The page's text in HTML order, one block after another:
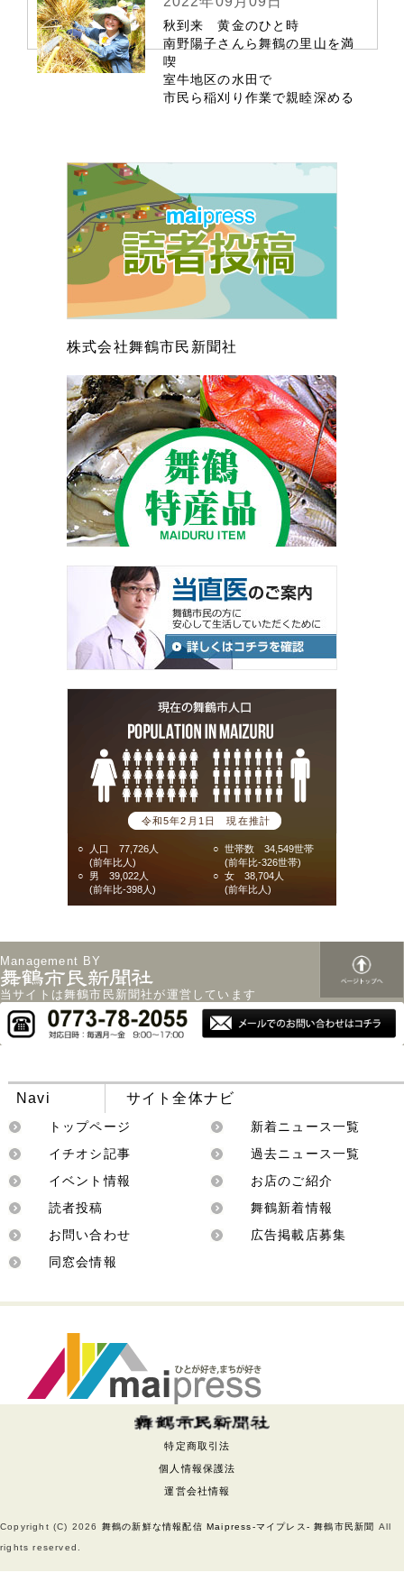
秋到来 黄金のひと時
南野陽子さんら舞鶴の里山を満
喫
室牛地区の水田で
市民ら稲刈り作業で親睦深める
株式会社舞鶴市民新聞社
令和5年2月1日 現在推計
○
人口 77,726人
(前年比人)
○
男 39,022人
(前年比-398人)
○ 世帯数 34,549世帯
(前年比-326世帯)
○ 女 38,704人
(前年比人)
Management BY
当サイトは舞鶴市民新聞社が運営しています
Navi サイト全体ナビ
トップページ
新着ニュース一覧
イチオシ記事
過去ニュース一覧
イベント情報
お店のご紹介
読者投稿
舞鶴新着情報
お問い合わせ
広告掲載店募集
同窓会情報
Copyright (C) 2026 舞鶴の新鮮な情報配信 Maipress-マイプレス- 舞鶴市民新聞 All
rights reserved.
特定商取引法
個人情報保護法
運営会社情報